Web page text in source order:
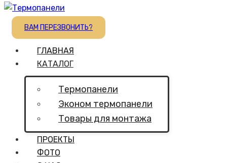
ВАМ ПЕРЕЗВОНИТЬ?
ГЛАВНАЯ
КАТАЛОГ
Термопанели
Эконом термопанели
Товары для монтажа
ПРОЕКТЫ
ФОТО